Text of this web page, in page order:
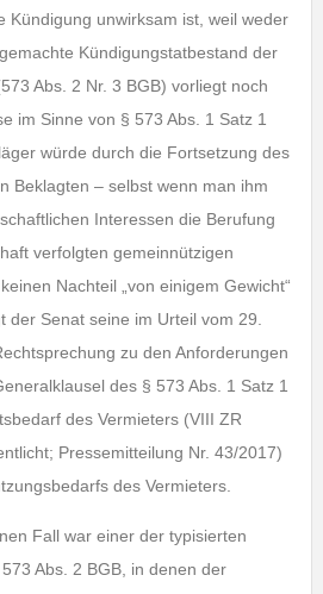
Kündigung unwirksam ist, weil weder
Kündigungstatbestand der
Abs. 2 Nr. 3 BGB) vorliegt noch
im Sinne von § 573 Abs. 1 Satz 1
würde durch die Fortsetzung des
Beklagten – selbst wenn man ihm
Interessen die Berufung
verfolgten gemeinnützigen
Nachteil „von einigem Gewicht“
der Senat seine im Urteil vom 29.
zu den Anforderungen
des § 573 Abs. 1 Satz 1
des Vermieters (VIII ZR
Pressemitteilung Nr. 43/2017)
des Vermieters.
Fall war einer der typisierten
Abs. 2 BGB, in denen der